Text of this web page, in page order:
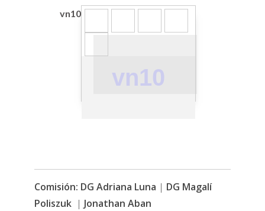
vn10
vn10
Comisión: DG Adriana Luna | DG Magalí
Poliszuk | Jonathan Aban